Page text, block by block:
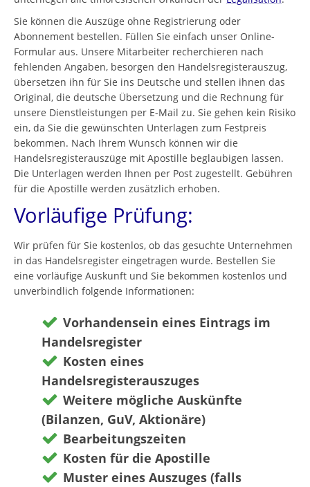
Sie können die Auszüge ohne Registrierung oder
Abonnement bestellen. Füllen Sie einfach unser Online-
Formular aus. Unsere Mitarbeiter recherchieren nach
fehlenden Angaben, besorgen den Handelsregisterauszug,
übersetzen ihn für Sie ins Deutsche und stellen ihnen das
Original, die deutsche Übersetzung und die Rechnung für
unsere Dienstleistungen per E-Mail zu. Sie gehen kein Risiko
ein, da Sie die gewünschten Unterlagen zum Festpreis
bekommen. Nach Ihrem Wunsch können wir die
Handelsregisterauszüge mit Apostille beglaubigen lassen.
Die Unterlagen werden Ihnen per Post zugestellt. Gebühren
für die Apostille werden zusätzlich erhoben.
Vorläufige Prüfung:
Wir prüfen für Sie kostenlos, ob das gesuchte Unternehmen
in das Handelsregister eingetragen wurde. Bestellen Sie
eine vorläufige Auskunft und Sie bekommen kostenlos und
unverbindlich folgende Informationen:
Vorhandensein eines Eintrags im
Handelsregister
Kosten eines
Handelsregisterauszuges
Weitere mögliche Auskünfte
(Bilanzen, GuV, Aktionäre)
Bearbeitungszeiten
Kosten für die Apostille
Muster eines Auszuges (falls